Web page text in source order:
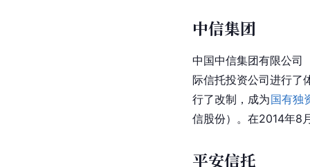
中信集团
中国中信集团有限公司
际信托投资公司进行了
行了改制，成为国有独
信股份）。在2014年8
平安信托